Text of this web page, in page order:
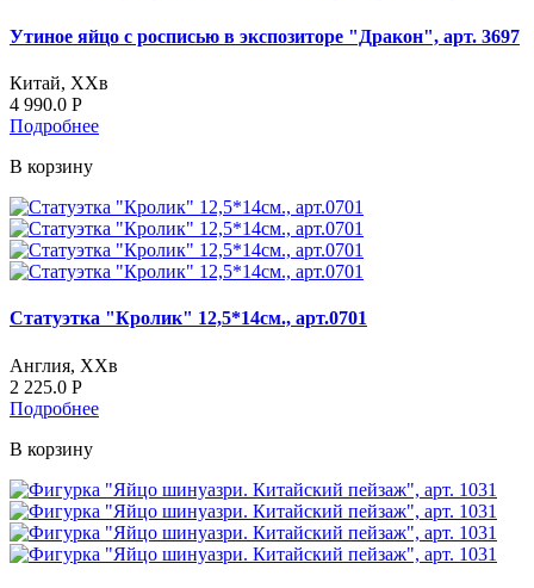
Утиное яйцо с росписью в экспозиторе "Дракон", арт. 3697
Китай, ХХв
4 990.0 Р
Подробнее
В корзину
Статуэтка "Кролик" 12,5*14см., арт.0701
Англия, ХХв
2 225.0 Р
Подробнее
В корзину